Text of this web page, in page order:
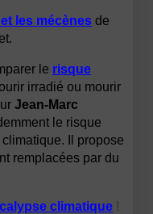
les mécènes de
le risque
irradié ou mourir
Jean-Marc
le risque
Il propose
remplacées par du
climatique !